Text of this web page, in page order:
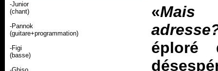
-Junior
(chant)
-Pannok
(guitare+programmation)
-Figi
(basse)
«Mais
éploré